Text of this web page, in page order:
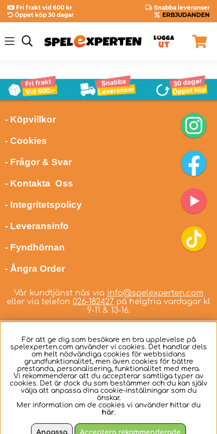
Fri frakt vid 600 kr
Snabba leveranser
Öppet köp 30 dagar
ERBJUDANDEN
- Köpvillkor
- Cookies
- Frågor & Svar
- Kontakta Oss
- Integritetspolicy
- Leveransinfo
- Fyndhörnan
- Ångra Order
Vår kundtjänst nås via info@spelexperten.com
eller via telefon 026-182427 på helgfria vardagar kl
9-11 & 13-16.
Svenska
För att ge dig som besökare en bra upplevelse på
spelexperten.com använder vi cookies. Det handlar dels
om helt nödvändiga cookies för webbsidans
grundfunktionalitet, men även cookies för bättre
prestanda, personalisering, funktionalitet med mera.
Vi rekommenderar att du accepterar samtliga typer av
cookies. Det är dock du som bestämmer och du kan själv
välja att anpassa dina cookie-inställningar som du
önskar.
Mer information om de cookies vi använder hittar du
här.
Anpassa Acceptera rekommenderade